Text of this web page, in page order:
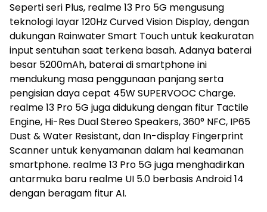
Seperti seri Plus, realme 13 Pro 5G mengusung
teknologi layar 120Hz Curved Vision Display, dengan
dukungan Rainwater Smart Touch untuk keakuratan
input sentuhan saat terkena basah. Adanya baterai
besar 5200mAh, baterai di smartphone ini
mendukung masa penggunaan panjang serta
pengisian daya cepat 45W SUPERVOOC Charge.
realme 13 Pro 5G juga didukung dengan fitur Tactile
Engine, Hi-Res Dual Stereo Speakers, 360° NFC, IP65
Dust & Water Resistant, dan In-display Fingerprint
Scanner untuk kenyamanan dalam hal keamanan
smartphone. realme 13 Pro 5G juga menghadirkan
antarmuka baru realme UI 5.0 berbasis Android 14
dengan beragam fitur AI.